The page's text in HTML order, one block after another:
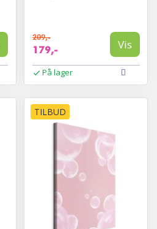
209,-
179,- Vis
På lager
TILBUD